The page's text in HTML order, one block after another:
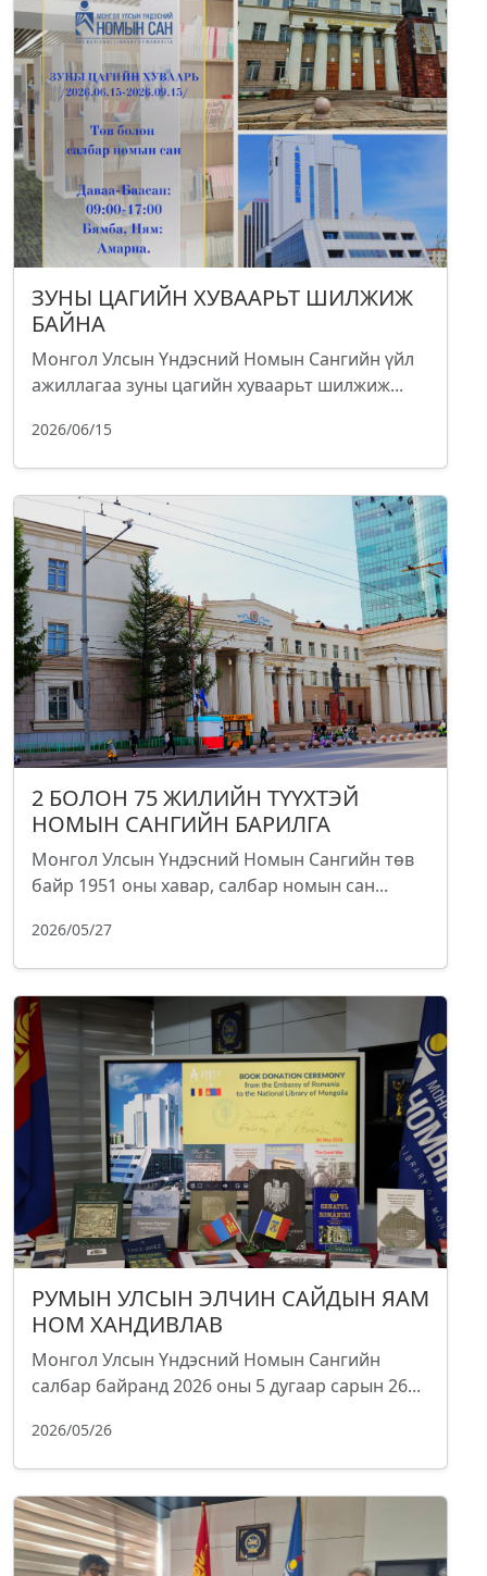
ЗУНЫ ЦАГИЙН ХУВААРЬТ ШИЛЖИЖ
БАЙНА
Монгол Улсын Үндэсний Номын Сангийн үйл
ажиллагаа зуны цагийн хуваарьт шилжиж...
2026/06/15
2 БОЛОН 75 ЖИЛИЙН ТҮҮХТЭЙ
НОМЫН САНГИЙН БАРИЛГА
Монгол Улсын Үндэсний Номын Сангийн төв
байр 1951 оны хавар, салбар номын сан...
2026/05/27
РУМЫН УЛСЫН ЭЛЧИН САЙДЫН ЯАМ
НОМ ХАНДИВЛАВ
Монгол Улсын Үндэсний Номын Сангийн
салбар байранд 2026 оны 5 дугаар сарын 26...
2026/05/26